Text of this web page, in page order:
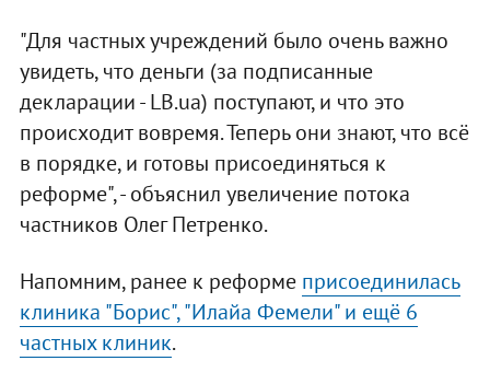
"Для частных учреждений было очень важно
увидеть, что деньги (за подписанные
декларации - LB.ua) поступают, и что это
происходит вовремя. Теперь они знают, что всё
в порядке, и готовы присоединяться к
реформе", - объяснил увеличение потока
частников Олег Петренко.
Напомним, ранее к реформе присоединилась
клиника "Борис", "Илайа Фемели" и ещё 6
частных клиник.